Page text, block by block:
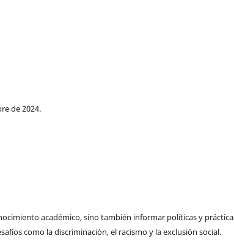
de 2024.
académico, sino también informar políticas y
como la discriminación, el racismo y la exclusión social.